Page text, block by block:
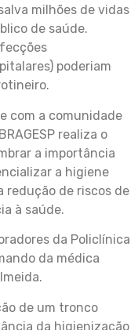
milhões de vidas
de saúde.
poderiam
com a comunidade
realiza o
a importância
a higiene
redução de riscos de
à saúde.
da Policlínica
da médica
de um tronco
da higienização